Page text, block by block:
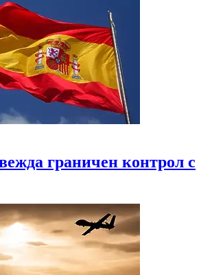
граничен контрол с